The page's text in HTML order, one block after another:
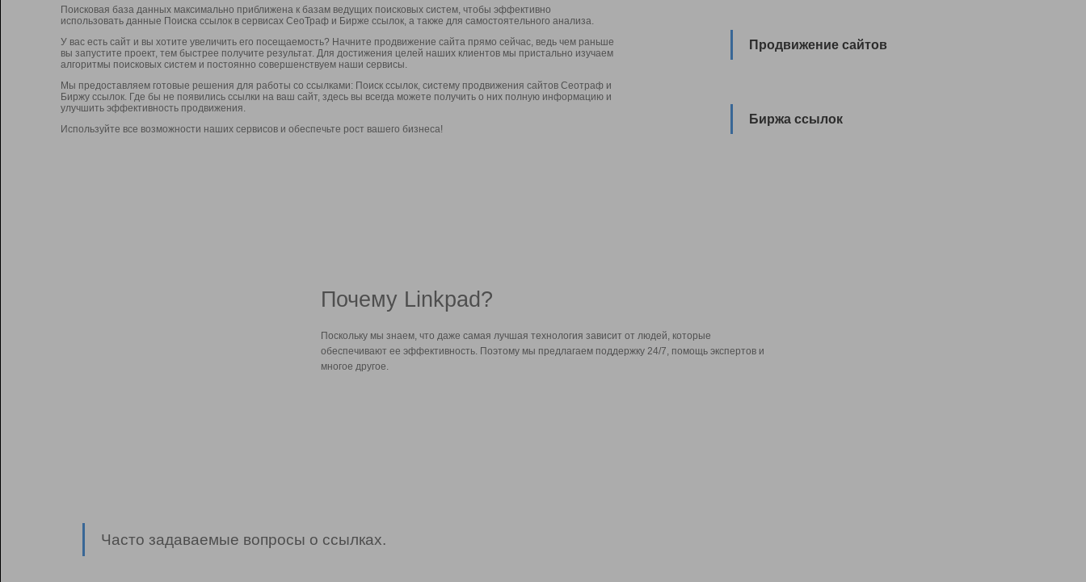
Поисковая база данных максимально приближена к базам ведущих поисковых систем, чтобы эффективно
использовать данные Поиска ссылок в сервисах СеоТраф и Бирже ссылок, а также для самостоятельного анализа.
У вас есть сайт и вы хотите увеличить его посещаемость? Начните продвижение сайта прямо сейчас, ведь чем раньше
вы запустите проект, тем быстрее получите результат. Для достижения целей наших клиентов мы пристально изучаем
алгоритмы поисковых систем и постоянно совершенствуем наши сервисы.
Мы предоставляем готовые решения для работы со ссылками: Поиск ссылок, систему продвижения сайтов Сеотраф и
Биржу ссылок. Где бы не появились ссылки на ваш сайт, здесь вы всегда можете получить о них полную информацию и
улучшить эффективность продвижения.
Используйте все возможности наших сервисов и обеспечьте рост вашего бизнеса!
Продвижение сайтов
Биржа ссылок
Почему Linkpad?
Поскольку мы знаем, что даже самая лучшая технология зависит от людей, которые
обеспечивают ее эффективность. Поэтому мы предлагаем поддержку 24/7, помощь экспертов и
многое другое.
Часто задаваемые вопросы о ссылках.